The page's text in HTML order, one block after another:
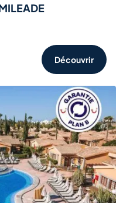
Découvrir